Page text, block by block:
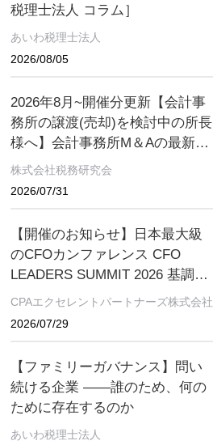
税理士法人 コラム］
あいわ税理士法人
2026/08/05
2026年8月~開催分更新【会計事
務所の譲渡(売却)を検討中の所長
様へ】会計事務所M＆Aの最新動
向をお伝えする無料個別勉強会
株式会社税務研究会
2026/07/31
【開催のお知らせ】日本最大級
のCFOカンファレンス CFO
LEADERS SUMMIT 2026 基調講
演にソフトバンクグループCFO
CPAエクセレントパートナーズ株式会社
2026/07/29
【ファミリーガバナンス】問い
続ける企業 ――誰のため、何の
ために存在するのか
あいわ税理士法人